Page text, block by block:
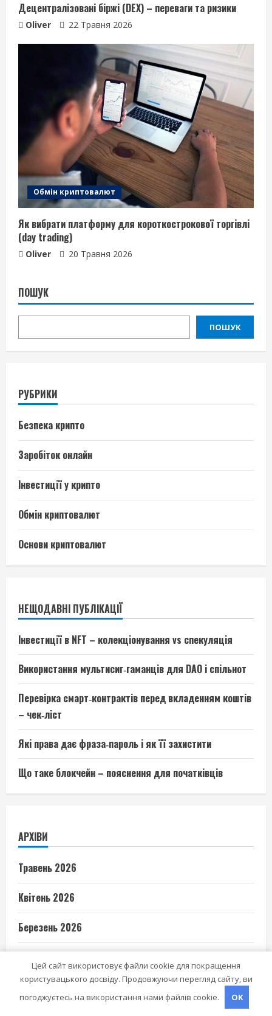
Децентралізовані біржі (DEX) – переваги та ризики
Oliver 22 Травня 2026
Обмін криптовалют
Як вибрати платформу для короткострокової торгівлі
(day trading)
Oliver 20 Травня 2026
ПОШУК
ПОШУК
РУБРИКИ
Безпека крипто
Заробіток онлайн
Інвестиції у крипто
Обмін криптовалют
Основи криптовалют
НЕЩОДАВНІ ПУБЛІКАЦІЇ
Інвестиції в NFT – колекціонування vs спекуляція
Використання мультисиг‑гаманців для DAO і спільнот
Перевірка смарт‑контрактів перед вкладенням коштів
– чек‑ліст
Які права дає фраза‑пароль і як її захистити
Що таке блокчейн – пояснення для початківців
АРХІВИ
Травень 2026
Квітень 2026
Березень 2026
Січень 2026
Цей сайт використовує файли cookie для покращення
користувацького досвіду. Продовжуючи перегляд сайту, ви
погоджуєтесь на використання нами файлів cookie.
OK